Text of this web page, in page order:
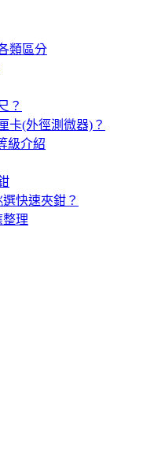
類區分
？
卡(外徑測微器)？
級介紹
快速夾鉗？
整理